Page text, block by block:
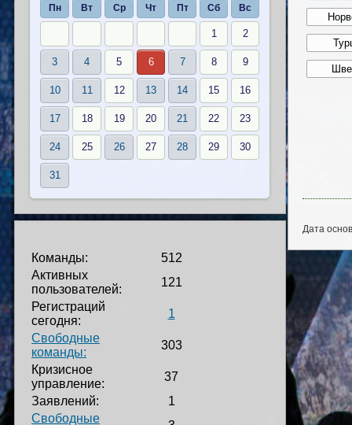
Дата
Пн Вт Ср Чт Пт Сб Вс
1 2
3 4 5 6 7 8 9
10 11 12 13 14 15 16
17 18 19 20 21 22 23
24 25 26 27 28 29 30
31
Команды:
512
Активных
пользователей:
121
Регистраций
сегодня:
1
Свободные
команды:
303
Кризисное
управление:
37
Заявлений:
1
Свободные